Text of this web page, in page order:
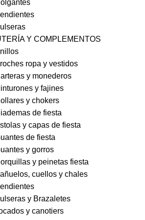
Y COMPLEMENTOS
ropa y vestidos
y monederos
y fajines
y chokers
de fiesta
y capas de fiesta
de fiesta
y gorros
y peinetas fiesta
cuellos y chales
y Brazaletes
y canotiers